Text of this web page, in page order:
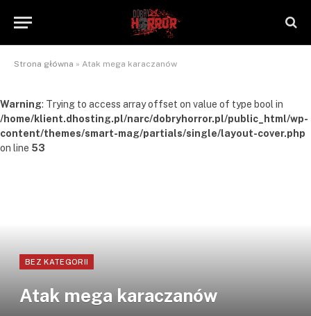
Strona główna » Atak mega karaczanów
Warning: Trying to access array offset on value of type bool in
/home/klient.dhosting.pl/narc/dobryhorror.pl/public_html/wp-
content/themes/smart-mag/partials/single/layout-cover.php
on line 53
BEZ KATEGORII
Atak mega karaczanów